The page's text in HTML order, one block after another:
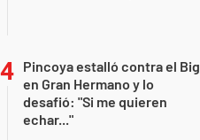
Pincoya estalló contra el Big
en Gran Hermano y lo
desafió: "Si me quieren
echar..."